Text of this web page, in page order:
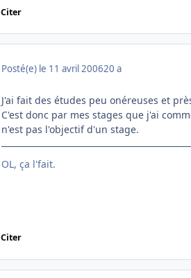
Citer
Posté(e) le 11 avril 200620 a
J'ai fait des études peu onéreuses et
C'est donc par mes stages que j'ai
n'est pas l'objectif d'un stage.
OL, ça l'fait.
Citer